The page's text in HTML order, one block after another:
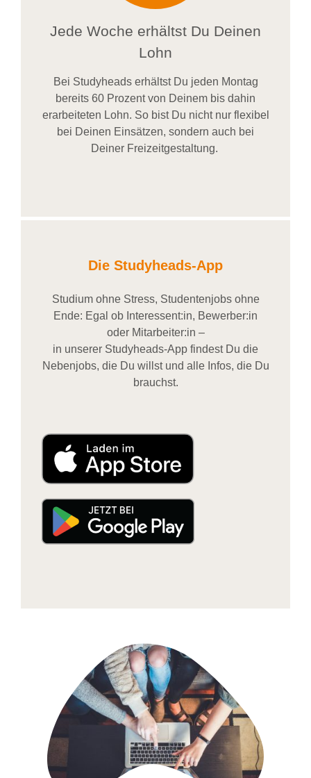
Jede Woche erhältst Du Deinen
Lohn
Bei Studyheadserhältst Du jeden Montag
bereits 60 Prozent von Deinem bis dahin
erarbeiteten Lohn. So bist Du nicht nur flexibel
bei Deinen Einsätzen, sondern auch bei
DeinerFreizeitgestaltung.
Die Studyheads-App
Studium ohne Stress, Studentenjobs ohne
Ende: Egal ob Interessent:in, Bewerber:in
oder Mitarbeiter:in –
in unserer Studyheads-App findest Du die
Nebenjobs, die Du willst und alle Infos, die Du
brauchst.